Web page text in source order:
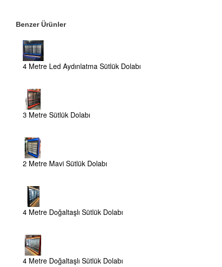
Benzer Ürünler
4 Metre Led Aydınlatma Sütlük Dolabı
3 Metre Sütlük Dolabı
2 Metre Mavi Sütlük Dolabı
4 Metre Doğaltaşlı Sütlük Dolabı
4 Metre Doğaltaşlı Sütlük Dolabı